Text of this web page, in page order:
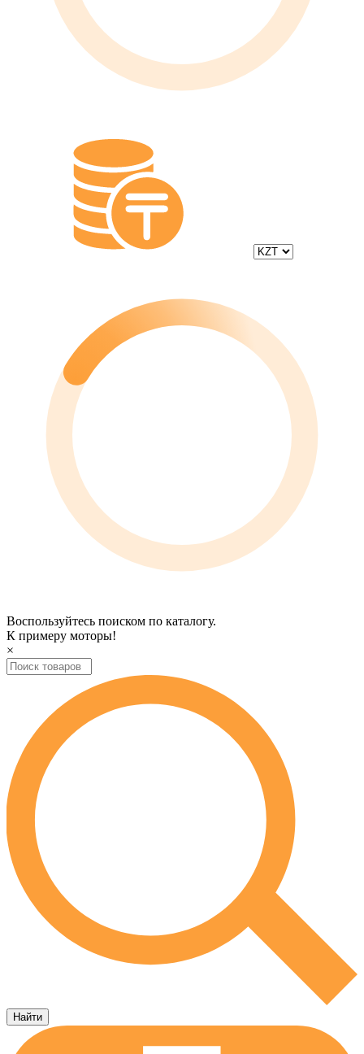
Воспользуйтесь поиском по каталогу.
К примеру моторы!
×